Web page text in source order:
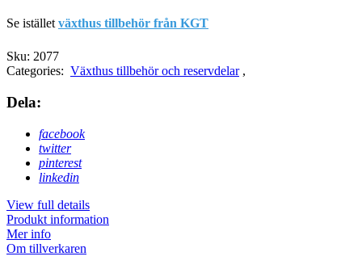
Se istället växthus tillbehör från KGT
Sku: 2077
Categories: Växthus tillbehör och reservdelar ,
Dela:
facebook
twitter
pinterest
linkedin
View full details
Produkt information
Mer info
Om tillverkaren